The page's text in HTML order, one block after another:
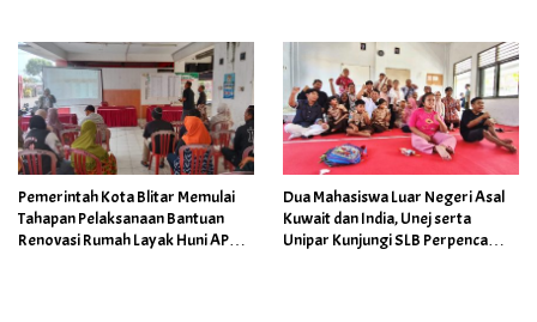
Pemerintah Kota Blitar Memulai
Tahapan Pelaksanaan Bantuan
Renovasi Rumah Layak Huni APBD
Dua Mahasiswa Luar Negeri Asal
Kuwait dan India, Unej serta
Unipar Kunjungi SLB Perpenca